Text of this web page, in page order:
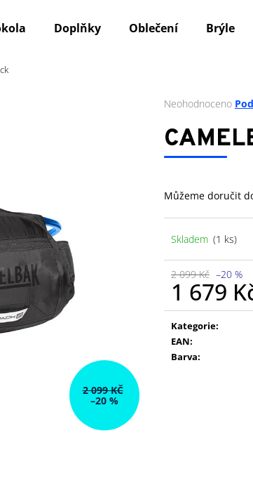
Doplňky Oblečení Brýle
Průměrné
produktu
je
0,0
hvězdiček.
Neohodnoceno
Můžeme doručit
Skladem (1 ks)
2 099 Kč –20 %
1 679
Měrná
cena:
Kategorie:
EAN:
Barva:
2 099 KČ
–20 %
HLEDAT
ENERGY GEL 32G JET BLACKBERRY
Kč